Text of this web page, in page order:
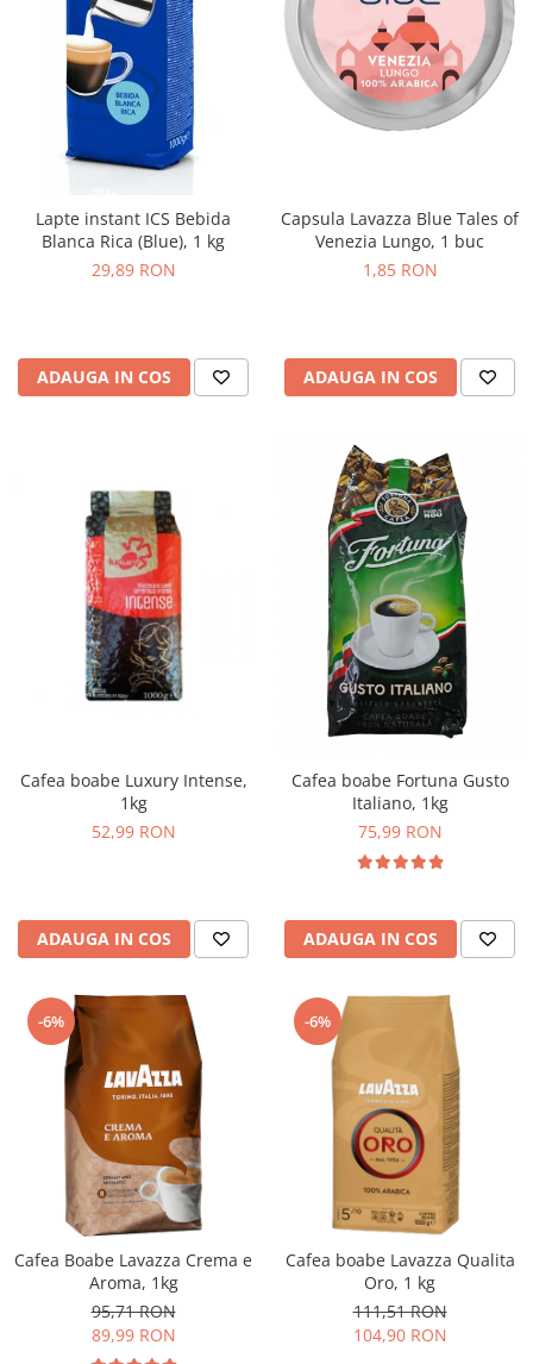
Lapte instant ICS Bebida
Blanca Rica (Blue), 1 kg
29,89 RON
ADAUGA IN COS
Capsula Lavazza Blue Tales of
Venezia Lungo, 1 buc
1,85 RON
ADAUGA IN COS
Cafea boabe Luxury Intense,
1kg
52,99 RON
ADAUGA IN COS
Cafea boabe Fortuna Gusto
Italiano, 1kg
75,99 RON
ADAUGA IN COS
-6%
Cafea Boabe Lavazza Crema e
Aroma, 1kg
95,71 RON
89,99 RON
-6%
Cafea boabe Lavazza Qualita
Oro, 1 kg
111,51 RON
104,90 RON